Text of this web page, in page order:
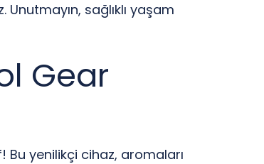
sağlıklı yaşam
Gear
Bu yenilikçi cihaz, aromaları